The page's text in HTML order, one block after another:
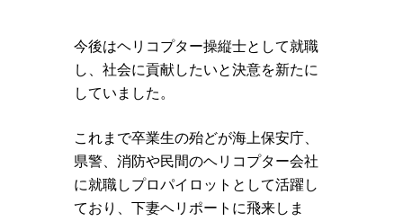
今後はヘリコプター操縦士として就職
し、社会に貢献したいと決意を新たに
していました。
これまで卒業生の殆どが海上保安庁、
県警、消防や民間のヘリコプター会社
に就職しプロパイロットとして活躍し
ており、下妻ヘリポートに飛来しま